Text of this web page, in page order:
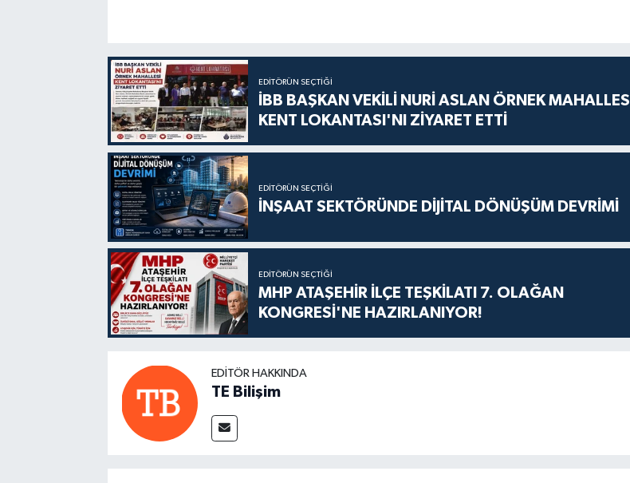
EDITÖRÜN SEÇTIĞI
İBB BAŞKAN VEKİLİ NURİ ASLAN ÖRNEK MAHALLESİ
KENT LOKANTASI'NI ZİYARET ETTİ
EDITÖRÜN SEÇTIĞI
İNŞAAT SEKTÖRÜNDE DİJİTAL DÖNÜŞÜM DEVRİMİ
EDITÖRÜN SEÇTIĞI
MHP ATAŞEHİR İLÇE TEŞKİLATI 7. OLAĞAN
KONGRESİ'NE HAZIRLANIYOR!
EDITÖR HAKKINDA
TE Bilişim